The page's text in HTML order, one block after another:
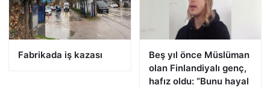
Fabrikada iş kazası
Beş yıl önce Müslüman
olan Finlandiyalı genç,
hafız oldu: “Bunu hayal